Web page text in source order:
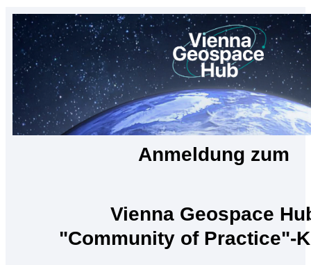
Anmeldung zum
Vienna Geospace
"Community of Practice"-